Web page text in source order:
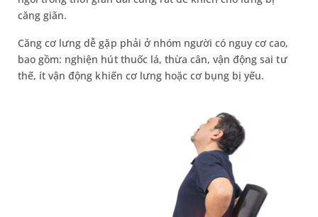
căng giãn.
Căng cơ lưng dễ gặp phải ở nhóm người có nguy cơ cao,
bao gồm: nghiện hút thuốc lá, thừa cân, vận động sai tư
thế, ít vận động khiến cơ lưng hoặc cơ bụng bị yếu.